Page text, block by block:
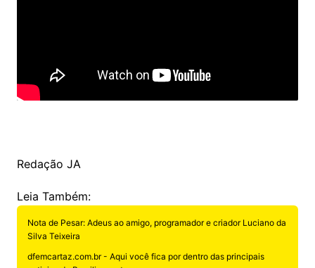
Redação JA
Leia Também:
Nota de Pesar: Adeus ao amigo, programador e criador Luciano da
Silva Teixeira
dfemcartaz.com.br - Aqui você fica por dentro das principais